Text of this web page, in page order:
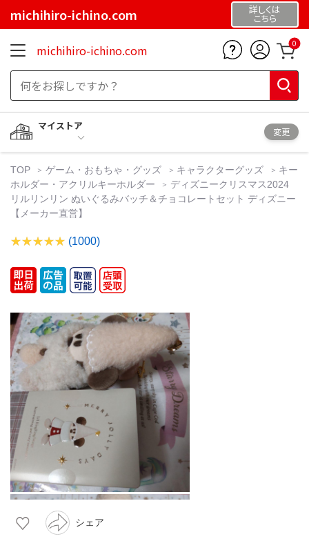
michihiro-ichino.com 詳しくは
こちら
michihiro-ichino.com 0
マイストア
変更
TOP ゲーム・おもちゃ・グッズ キャラクターグッズ
キー
ホルダー・アクリルキーホルダー
ディズニークリスマス2024
リルリンリン ぬいぐるみバッチ＆チョコレートセット ディズニー
【メーカー直営】
(1000)
シェア